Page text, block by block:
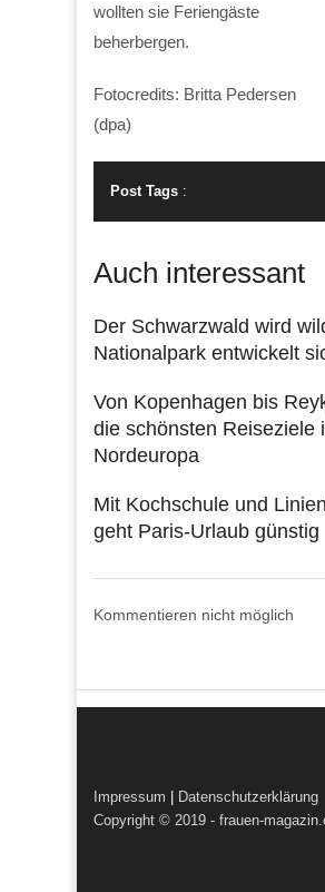
wollten sie Feriengäste
beherbergen.
Fotocredits: Britta Pedersen
(dpa)
Post Tags :
Auch interessant
Der Schwarzwald wird
Nationalpark entwickelt
Von Kopenhagen bis
die schönsten Reiseziele
Nordeuropa
Mit Kochschule und
geht Paris-Urlaub günstig
Kommentieren nicht möglich
Impressum
Datenschutzerklärung
Copyright © 2019 - frauen-